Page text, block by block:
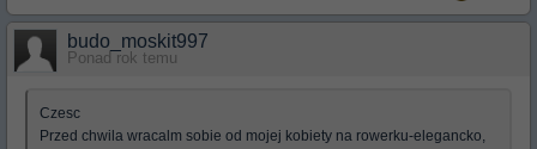
budo_moskit997
Ponad rok temu
Czesc
Przed chwila wracalm sobie od mojej kobiety na rowerku-elegancko,